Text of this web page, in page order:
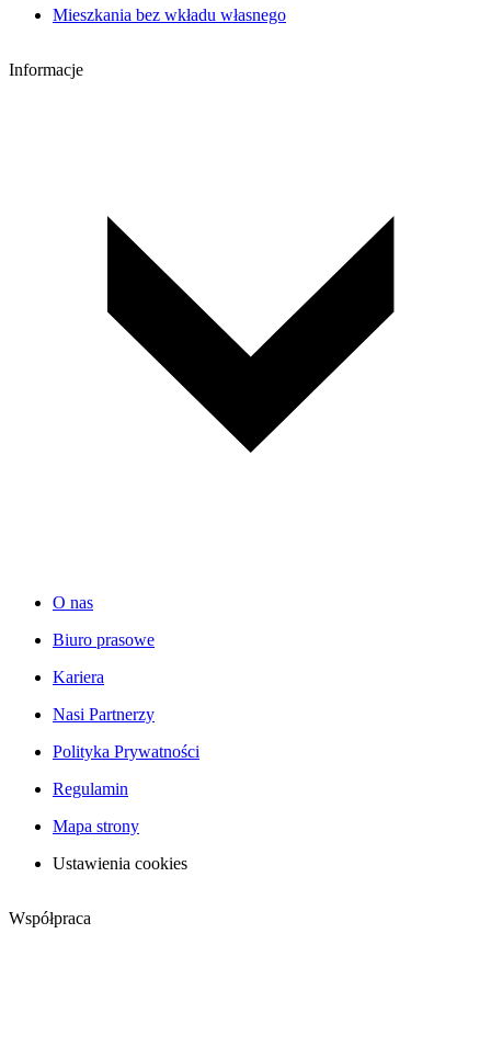
Mieszkania bez wkładu własnego
Informacje
O nas
Biuro prasowe
Kariera
Nasi Partnerzy
Polityka Prywatności
Regulamin
Mapa strony
Ustawienia cookies
Współpraca